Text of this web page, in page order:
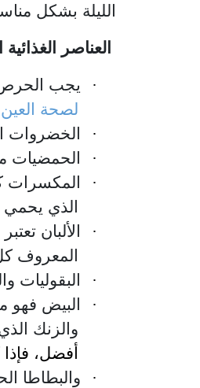
الليلة بشكل
العناصر
·
يجب الحرص
لصحة العين
·
الخضروات
·
الحمضيات
·
المكسرات
الذي
·
الألبان
المعروف
·
البقوليات
·
البيض فهو
والزنك
أفضل،
·
والبطاطا